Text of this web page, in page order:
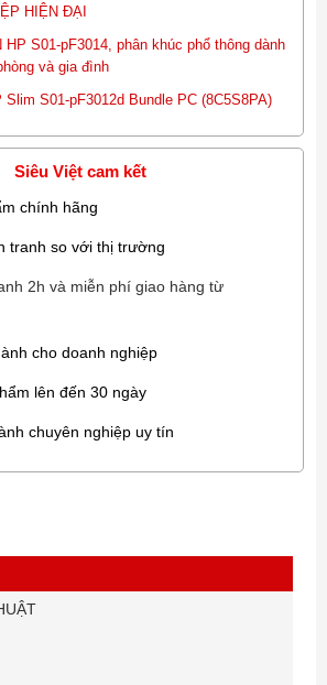
HIỆN ĐẠI
S01-pF3014, phân khúc phổ thông dành
và gia đình
Slim S01-pF3012d Bundle PC (8C5S8PA)
Siêu Việt cam kết
chính hãng
tranh so với thị trường
2h và miễn phí giao hàng từ
cho doanh nghiệp
lên đến 30 ngày
chuyên nghiệp uy tín